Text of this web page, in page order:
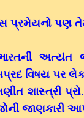
પ્રમેયનો પણ
ભારતની
વિષય પર
શાસ્ત્રી
જાણકારી